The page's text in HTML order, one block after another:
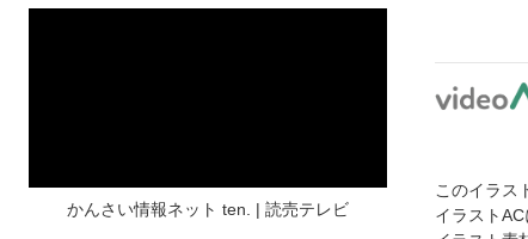
かんさい情報ネット ten. | 読売テレビ
このイラス
イラスト